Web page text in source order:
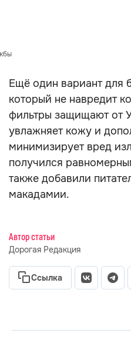
Ещё один вариант для
который не навредит
фильтры защищают от
увлажняет кожу и
минимизирует вред
получился
также добавили
макадамии.
Автор статьи
Дорогая Редакция
Ссылка